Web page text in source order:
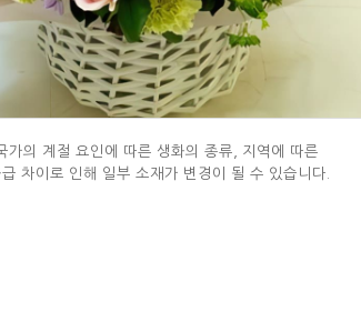
가의 계절 요인에 따른 생화의 종류, 지역에 따른
차이로 인해 일부 소재가 변경이 될 수 있습니다.